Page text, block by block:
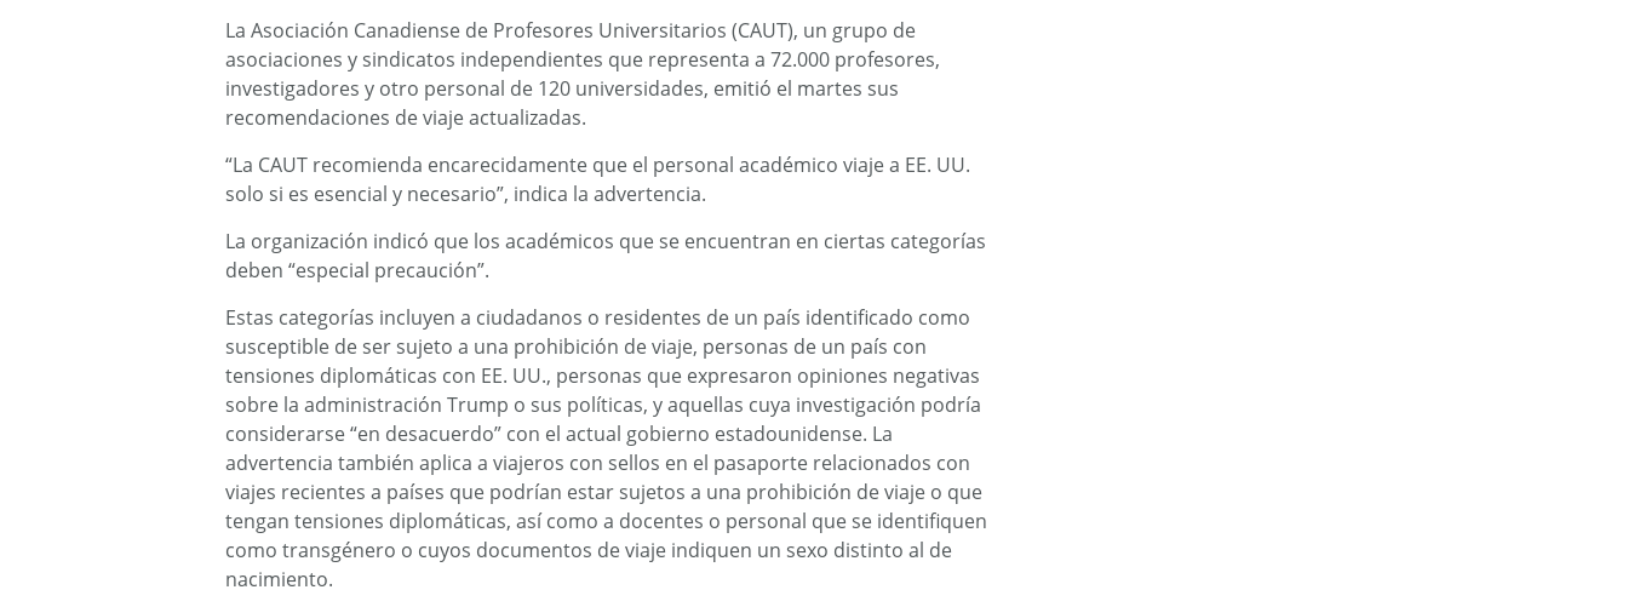
La Asociación Canadiense de Profesores Universitarios (CAUT), un grupo de
asociaciones y sindicatos independientes que representa a 72.000 profesores,
investigadores y otro personal de 120 universidades, emitió el martes sus
recomendaciones de viaje actualizadas.
“La CAUT recomienda encarecidamente que el personal académico viaje a EE. UU.
solo si es esencial y necesario”, indica la advertencia.
La organización indicó que los académicos que se encuentran en ciertas categorías
deben “especial precaución”.
Estas categorías incluyen a ciudadanos o residentes de un país identificado como
susceptible de ser sujeto a una prohibición de viaje, personas de un país con
tensiones diplomáticas con EE. UU., personas que expresaron opiniones negativas
sobre la administración Trump o sus políticas, y aquellas cuya investigación podría
considerarse “en desacuerdo” con el actual gobierno estadounidense. La
advertencia también aplica a viajeros con sellos en el pasaporte relacionados con
viajes recientes a países que podrían estar sujetos a una prohibición de viaje o que
tengan tensiones diplomáticas, así como a docentes o personal que se identifiquen
como transgénero o cuyos documentos de viaje indiquen un sexo distinto al de
nacimiento.